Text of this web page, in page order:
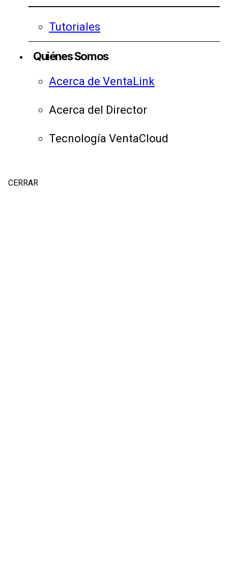
Tutoriales
Quiénes Somos
Acerca de VentaLink
Acerca del Director
Tecnología VentaCloud
CERRAR